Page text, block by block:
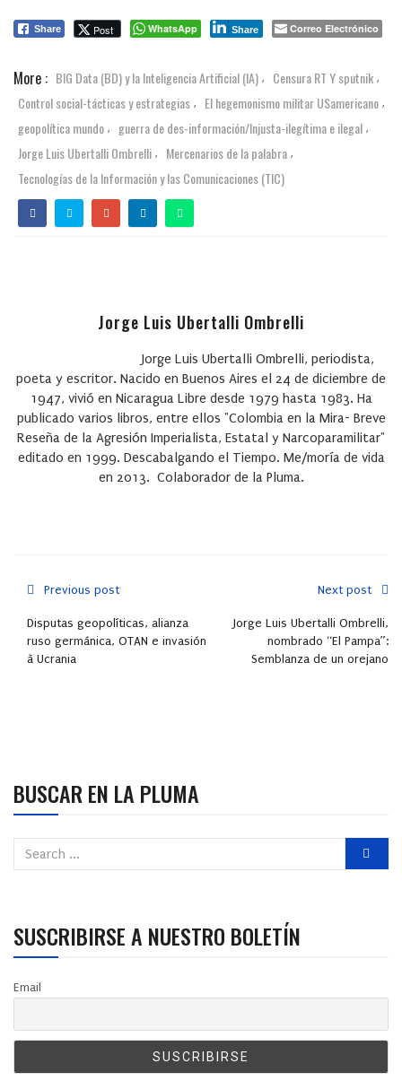
Share Post WhatsApp Share Correo Electrónico
More : BIG Data (BD) y la Inteligencia Artificial (IA) , Censura RT Y sputnik ,
Control social-tácticas y estrategias , El hegemonismo militar USamericano ,
geopolítica mundo , guerra de des-información/Injusta-ilegítima e ilegal ,
Jorge Luis Ubertalli Ombrelli , Mercenarios de la palabra ,
Tecnologías de la Información y las Comunicaciones (TIC)
Jorge Luis Ubertalli Ombrelli
Jorge Luis Ubertalli Ombrelli, periodista,
poeta y escritor. Nacido en Buenos Aires el 24 de diciembre de
1947, vivió en Nicaragua Libre desde 1979 hasta 1983. Ha
publicado varios libros, entre ellos "Colombia en la Mira- Breve
Reseña de la Agresión Imperialista, Estatal y Narcoparamilitar"
editado en 1999. Descabalgando el Tiempo. Me/moría de vida
en 2013. Colaborador de la Pluma.
Previous post
Disputas geopolíticas, alianza
ruso germánica, OTAN e invasión
à Ucrania
Next post
Jorge Luis Ubertalli Ombrelli,
nombrado “El Pampa”:
Semblanza de un orejano
BUSCAR EN LA PLUMA
SUSCRIBIRSE A NUESTRO BOLETÍN
Email